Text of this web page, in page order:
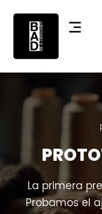
La primera
Probamos el